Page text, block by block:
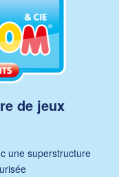
de jeux
une superstructure